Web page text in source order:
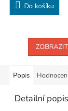
Do košíku
Popis
Detailní